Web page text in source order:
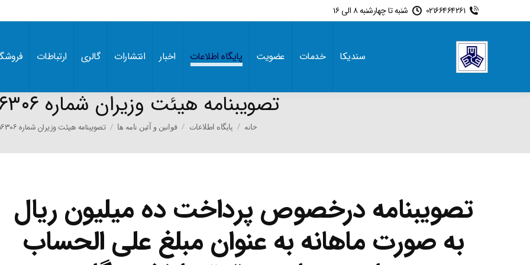
02166464261 شنبه تا چهارشنبه 8 الی 16
سندیکا خدمات عضویت پایگاه اطلاعات اخبار انتشارات گالری ارتباطات
تصویبنامه هیئت وزیران شماره ۵۶۳۰۶
You are here:
خانه پایگاه اطلاعات قوانین و آئین نامه ها تصویبنامه هیئت وزیران شماره ۵۶۳۰۶
تصویبنامه درخصوص پرداخت ده میلیون ریال
به صورت ماهانه به عنوان مبلغ علی الحساب